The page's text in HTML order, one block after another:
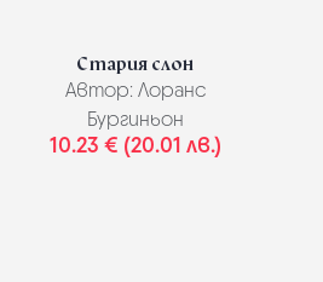
Стария слон
Автор: Лоранс
Бургиньон
10.23 € (20.01 лв.)